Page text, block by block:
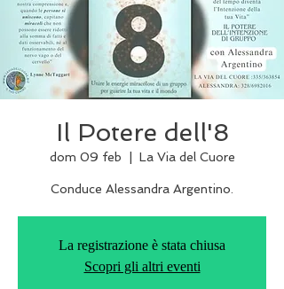
Il Potere dell'8
dom 09 feb La Via del Cuore
Conduce Alessandra Argentino.
La registrazione è stata chiusa
Scopri gli altri eventi